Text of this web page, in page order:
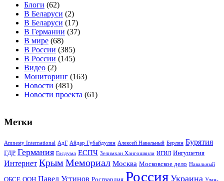
Блоги (62)
В Беларуси (2)
В Беларуси (17)
В Германии (37)
В мире (68)
В России (385)
В России (145)
Видео (2)
Мониторинг (163)
Новости (481)
Новости проекта (61)
Метки
Amnesty International АдГ Айдар Губайдулин Алексей Навальный Берлин Бурятия
ГДР Германия Госдума ЕСПЧ Зелимхан Хангошвили ИГИЛ Ингушетия
Интернет Крым Мемориал Москва Московское дело Навальный
ОБСЕ ООН Павел Устинов Росгвардия Россия Украина Улан-